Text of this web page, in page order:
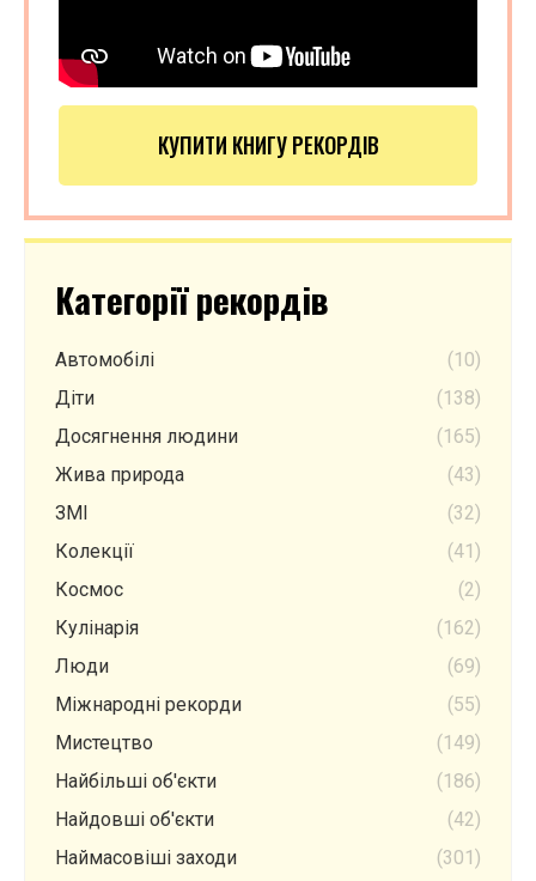
КУПИТИ КНИГУ РЕКОРДІВ
Категорії рекордів
Автомобілі
(10)
Діти
(138)
Досягнення людини
(165)
Жива природа
(43)
ЗМІ
(32)
Колекції
(41)
Космос
(2)
Кулінарія
(162)
Люди
(69)
Міжнародні рекорди
(55)
Мистецтво
(149)
Найбільші об'єкти
(186)
Найдовші об'єкти
(42)
Наймасовіші заходи
(301)